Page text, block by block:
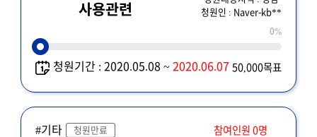
사용관련
청원인 : Naver-kb**
0%
청원기간 : 2020.05.08 ~2020.06.07 50,000목표
#기타 청원만료 참여인원 0명